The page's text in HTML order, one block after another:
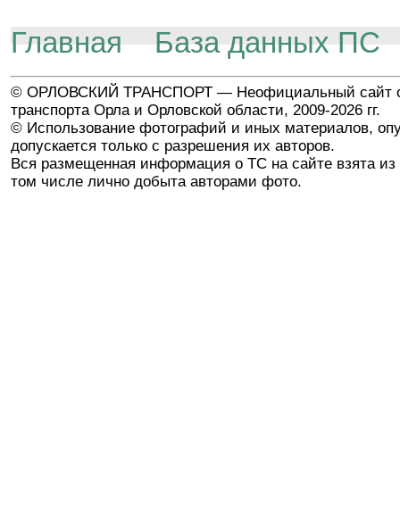
Главная База данных ПС
© ОРЛОВСКИЙ ТРАНСПОРТ — Неофициальный сайт
транспорта Орла и Орловской области, 2009-2026 гг.
© Использование фотографий и иных материалов,
допускается только с разрешения их авторов.
Вся размещенная информация о ТС на сайте взята из
том числе лично добыта авторами фото.